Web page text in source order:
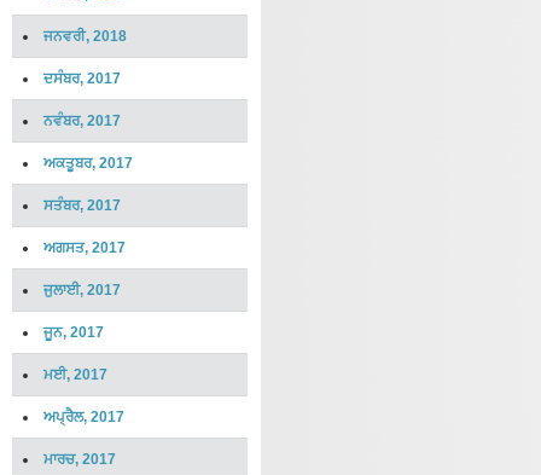
ਜਨਵਰੀ, 2018
ਦਸੰਬਰ, 2017
ਨਵੰਬਰ, 2017
ਅਕਤੂਬਰ, 2017
ਸਤੰਬਰ, 2017
ਅਗਸਤ, 2017
ਜੁਲਾਈ, 2017
ਜੂਨ, 2017
ਮਈ, 2017
ਅਪ੍ਰੈਲ, 2017
ਮਾਰਚ, 2017